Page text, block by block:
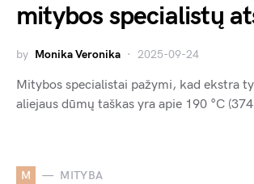
mitybos specialistų
by Monika Veronika 2025-09-24
Mitybos specialistai pažymi, kad ekstra
aliejaus dūmų taškas yra apie 190 °C
M MITYBA